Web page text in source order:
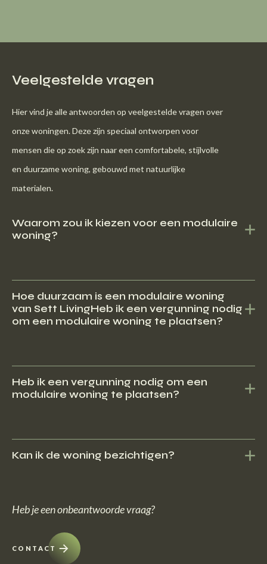
Veelgestelde vragen
Hier vind je alle antwoorden op veelgestelde vragen over
onze woningen. Deze zijn speciaal ontworpen voor
mensen die op zoek zijn naar een comfortabele, stijlvolle
en duurzame woning, gebouwd met natuurlijke
materialen.
Waarom zou ik kiezen voor een modulaire
woning?
zowel tijdelijke als permanente bewoning. Daarnaast zijn ze
betaalbaar.
Hoe duurzaam is een modulaire woning
van Sett LivingHeb ik een vergunning nodig
om een modulaire woning te plaatsen?
de maandlasten lager.
Heb ik een vergunning nodig om een
modulaire woning te plaatsen?
Kan ik de woning bezichtigen?
Heb je een onbeantwoorde vraag?
CONTACT